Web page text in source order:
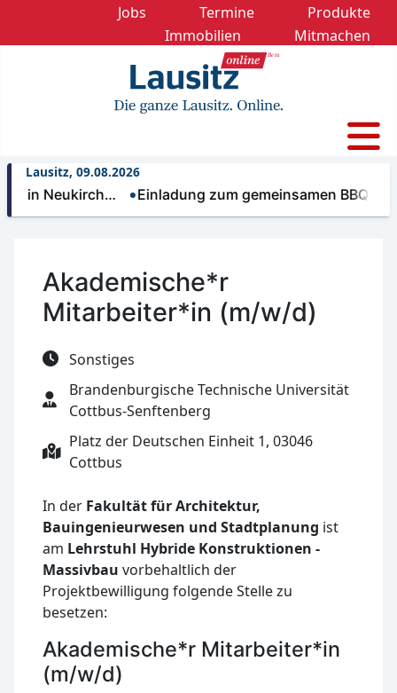
Jobs Termine
Produkte
Immobilien
Mitmachen
Lausitz, 09.08.2026
in Neukirch… Einladung zum gemeinsamen BBQ
Akademische*r
Mitarbeiter*in (m/w/d)
Sonstiges
Brandenburgische Technische Universität
Cottbus-Senftenberg
Platz der Deutschen Einheit 1, 03046
Cottbus
In der Fakultät für Architektur,
Bauingenieurwesen und Stadtplanung ist
am Lehrstuhl Hybride Konstruktionen -
Massivbau vorbehaltlich der
Projektbewilligung folgende Stelle zu
besetzen:
Akademische*r Mitarbeiter*in
(m/w/d)